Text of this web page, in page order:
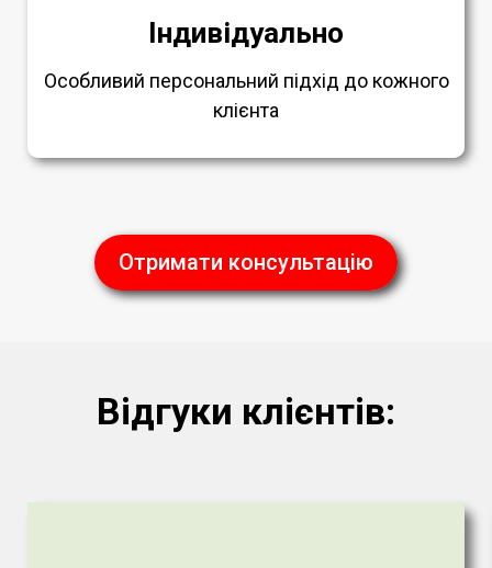
Індивідуально
Особливий персональний підхід до кожного
клієнта
Отримати консультацію
Відгуки клієнтів: